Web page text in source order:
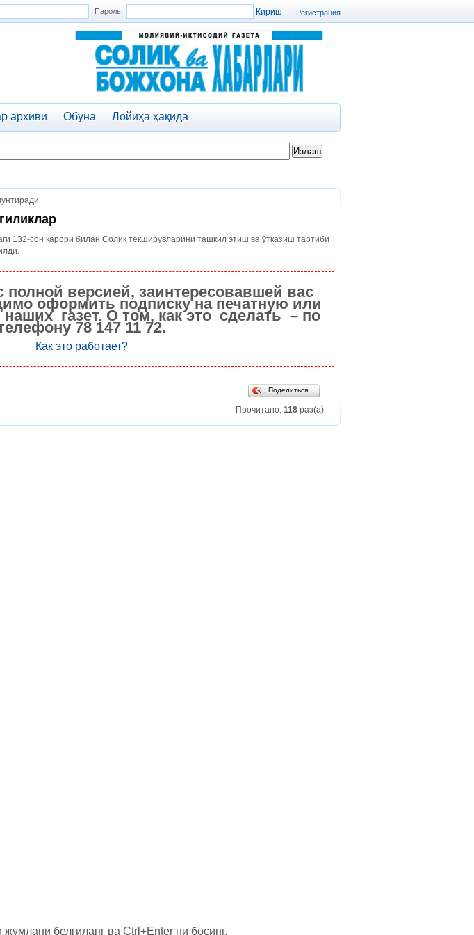
Регистрация
Пароль:
архиви Обуна Лойиҳа ҳақида
132-сон қарори билан Солиқ текширувларини ташкил этиш ва ўтказиш тартиби
полной версией, заинтересовавшей вас
оформить подписку на печатную или
газет. О том, как это сделать – по
78 147 11 72.
Как это работает?
Поделиться…
Прочитано: 118 раз(а)
жумлани белгиланг ва Ctrl+Enter ни босинг.